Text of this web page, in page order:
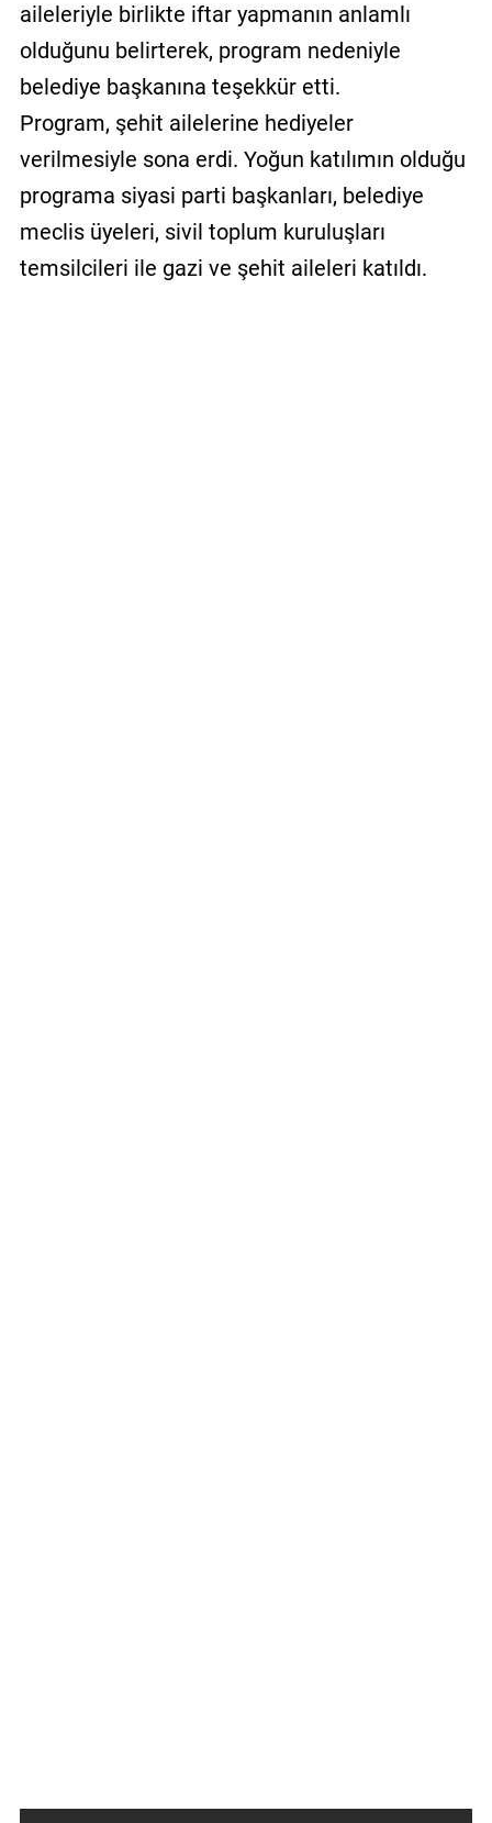
aileleriyle birlikte iftar yapmanın anlamlı
olduğunu belirterek, program nedeniyle
belediye başkanına teşekkür etti.
Program, şehit ailelerine hediyeler
verilmesiyle sona erdi. Yoğun katılımın olduğu
programa siyasi parti başkanları, belediye
meclis üyeleri, sivil toplum kuruluşları
temsilcileri ile gazi ve şehit aileleri katıldı.